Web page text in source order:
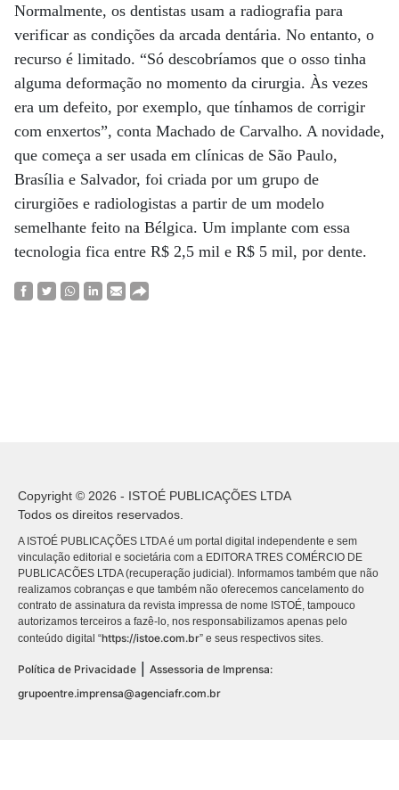
Normalmente, os dentistas usam a radiografia para
verificar as condições da arcada dentária. No entanto, o
recurso é limitado. “Só descobríamos que o osso tinha
alguma deformação no momento da cirurgia. Às vezes
era um defeito, por exemplo, que tínhamos de corrigir
com enxertos”, conta Machado de Carvalho. A novidade,
que começa a ser usada em clínicas de São Paulo,
Brasília e Salvador, foi criada por um grupo de
cirurgiões e radiologistas a partir de um modelo
semelhante feito na Bélgica. Um implante com essa
tecnologia fica entre R$ 2,5 mil e R$ 5 mil, por dente.
Copyright © 2026 - ISTOÉ PUBLICAÇÕES LTDA
Todos os direitos reservados.
A ISTOÉ PUBLICAÇÕES LTDA é um portal digital independente e sem
vinculação editorial e societária com a EDITORA TRES COMÉRCIO DE
PUBLICACÕES LTDA (recuperação judicial). Informamos também que não
realizamos cobranças e que também não oferecemos cancelamento do
contrato de assinatura da revista impressa de nome ISTOÉ, tampouco
autorizamos terceiros a fazê-lo, nos responsabilizamos apenas pelo
conteúdo digital “https://istoe.com.br” e seus respectivos sites.
Política de Privacidade
Assessoria de Imprensa:
grupoentre.imprensa@agenciafr.com.br